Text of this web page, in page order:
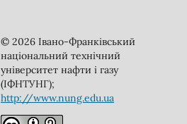
© 2026 Івано-Франківський
національний технічний
університет нафти і газу
(ІФНТУНГ);
http://www.nung.edu.ua